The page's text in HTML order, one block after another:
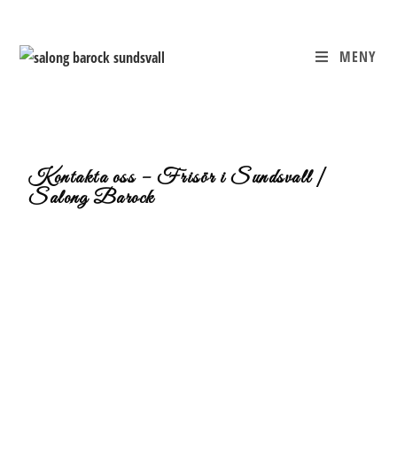
MENY
Kontakta oss – Frisör i Sundsvall |
Salong Barock